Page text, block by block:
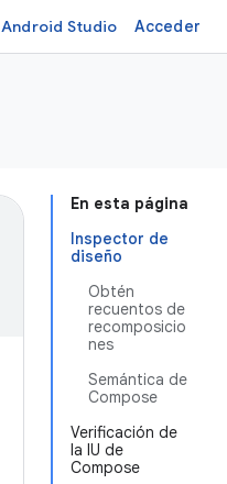
Android Studio Acceder
En esta página
Inspector de
diseño
Obtén
recuentos de
recomposicio
nes
Semántica de
Compose
Verificación de
la IU de
Compose